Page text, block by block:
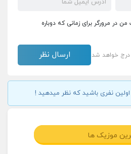
در مرورگر برای زمانی که دوباره
درج خواهد شد
نفری باشید که نظر میدهید !
موزیک ها